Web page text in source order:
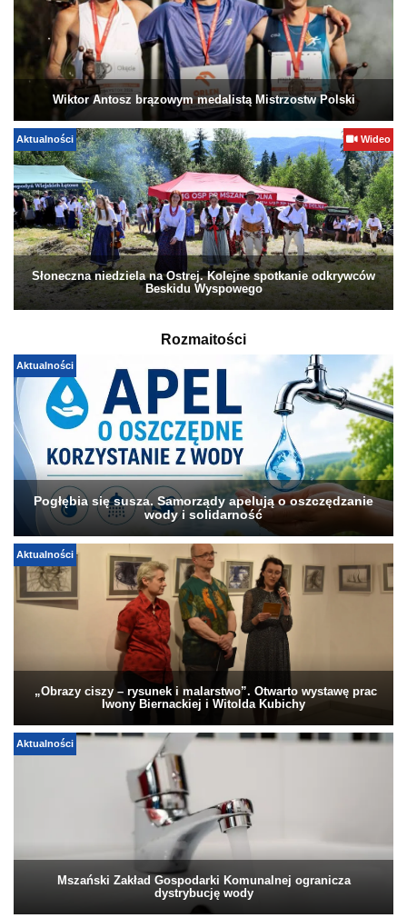
Wiktor Antosz brązowym medalistą Mistrzostw Polski
Aktualności Wideo
Słoneczna niedziela na Ostrej. Kolejne spotkanie odkrywców
Beskidu Wyspowego
Rozmaitości
Aktualności
Pogłębia się susza. Samorządy apelują o oszczędzanie
wody i solidarność
Aktualności
„Obrazy ciszy – rysunek i malarstwo”. Otwarto wystawę prac
Iwony Biernackiej i Witolda Kubichy
Aktualności
Mszański Zakład Gospodarki Komunalnej ogranicza
dystrybucję wody